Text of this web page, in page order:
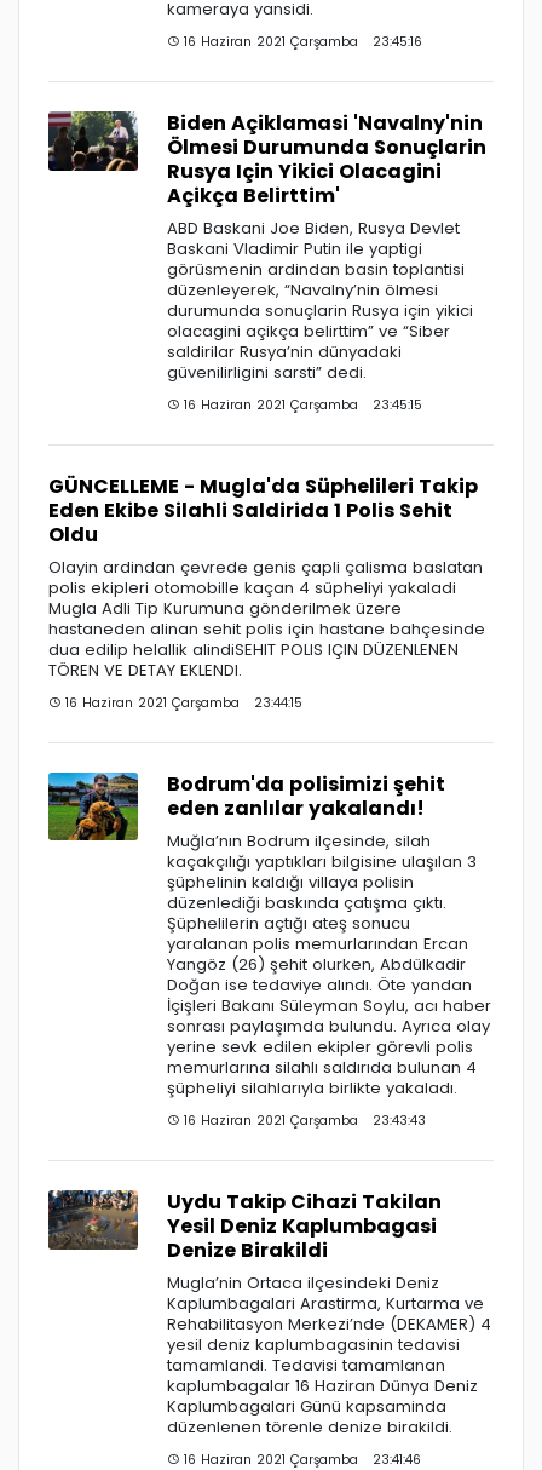
kameraya yansidi.
16 Haziran 2021 Çarşamba 23:45:16
Biden Açiklamasi 'Navalny'nin
Ölmesi Durumunda Sonuçlarin
Rusya Için Yikici Olacagini
Açikça Belirttim'
ABD Baskani Joe Biden, Rusya Devlet
Baskani Vladimir Putin ile yaptigi
görüsmenin ardindan basin toplantisi
düzenleyerek, “Navalny’nin ölmesi
durumunda sonuçlarin Rusya için yikici
olacagini açikça belirttim” ve “Siber
saldirilar Rusya’nin dünyadaki
güvenilirligini sarsti” dedi.
16 Haziran 2021 Çarşamba 23:45:15
GÜNCELLEME - Mugla'da Süphelileri Takip
Eden Ekibe Silahli Saldirida 1 Polis Sehit
Oldu
Olayin ardindan çevrede genis çapli çalisma baslatan
polis ekipleri otomobille kaçan 4 süpheliyi yakaladi
Mugla Adli Tip Kurumuna gönderilmek üzere
hastaneden alinan sehit polis için hastane bahçesinde
dua edilip helallik alindiSEHIT POLIS IÇIN DÜZENLENEN
TÖREN VE DETAY EKLENDI.
16 Haziran 2021 Çarşamba 23:44:15
Bodrum'da polisimizi şehit
eden zanlılar yakalandı!
Muğla’nın Bodrum ilçesinde, silah
kaçakçılığı yaptıkları bilgisine ulaşılan 3
şüphelinin kaldığı villaya polisin
düzenlediği baskında çatışma çıktı.
Şüphelilerin açtığı ateş sonucu
yaralanan polis memurlarından Ercan
Yangöz (26) şehit olurken, Abdülkadir
Doğan ise tedaviye alındı. Öte yandan
İçişleri Bakanı Süleyman Soylu, acı haber
sonrası paylaşımda bulundu. Ayrıca olay
yerine sevk edilen ekipler görevli polis
memurlarına silahlı saldırıda bulunan 4
şüpheliyi silahlarıyla birlikte yakaladı.
16 Haziran 2021 Çarşamba 23:43:43
Uydu Takip Cihazi Takilan
Yesil Deniz Kaplumbagasi
Denize Birakildi
Mugla’nin Ortaca ilçesindeki Deniz
Kaplumbagalari Arastirma, Kurtarma ve
Rehabilitasyon Merkezi’nde (DEKAMER) 4
yesil deniz kaplumbagasinin tedavisi
tamamlandi. Tedavisi tamamlanan
kaplumbagalar 16 Haziran Dünya Deniz
Kaplumbagalari Günü kapsaminda
düzenlenen törenle denize birakildi.
16 Haziran 2021 Çarşamba 23:41:46